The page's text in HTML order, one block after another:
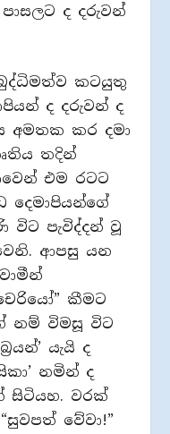
ද දරුවන්
කටයුතු
ද දරුවන් ද
අමතක කර දමා
තදින්
එම රටට
දෙමාපියන්ගේ
විට පැවිද්දන් වූ
ආපසු යන
කීමට
නම් විමසූ විට
යැයි ද
නමින් ද
සිටියහ. වරක්
වේවා!”